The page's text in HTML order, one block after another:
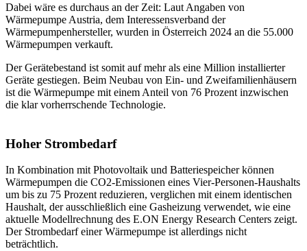
Dabei wäre es durchaus an der Zeit: Laut Angaben von
Wärmepumpe Austria, dem Interessensverband der
Wärmepumpenhersteller, wurden in Österreich 2024 an die 55.000
Wärmepumpen verkauft.
Der Gerätebestand ist somit auf mehr als eine Million installierter
Geräte gestiegen. Beim Neubau von Ein- und Zweifamilienhäusern
ist die Wärmepumpe mit einem Anteil von 76 Prozent inzwischen
die klar vorherrschende Technologie.
Hoher Strombedarf
In Kombination mit Photovoltaik und Batteriespeicher können
Wärmepumpen die CO2-Emissionen eines Vier-Personen-Haushalts
um bis zu 75 Prozent reduzieren, verglichen mit einem identischen
Haushalt, der ausschließlich eine Gasheizung verwendet, wie eine
aktuelle Modellrechnung des E.ON Energy Research Centers zeigt.
Der Strombedarf einer Wärmepumpe ist allerdings nicht
beträchtlich.